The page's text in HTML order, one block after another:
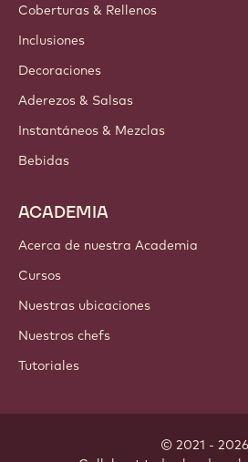
Coberturas & Rellenos
Inclusiones
Decoraciones
Aderezos & Salsas
Instantáneos & Mezclas
Bebidas
ACADEMIA
Acerca de nuestra Academia
Cursos
Nuestras ubicaciones
Nuestros chefs
Tutoriales
© 2021 - 2026